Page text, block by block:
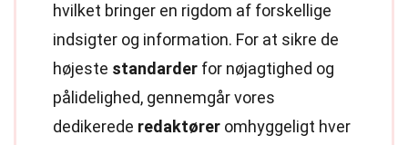
hvilket bringer en rigdom af forskellige
indsigter og information. For at sikre de
højeste standarder for nøjagtighed og
pålidelighed, gennemgår vores
dedikerede redaktører omhyggeligt hver